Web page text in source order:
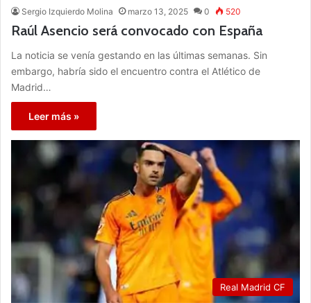
Sergio Izquierdo Molina marzo 13, 2025 0 520
Raúl Asencio será convocado con España
La noticia se venía gestando en las últimas semanas. Sin
embargo, habría sido el encuentro contra el Atlético de
Madrid…
Leer más »
Real Madrid CF